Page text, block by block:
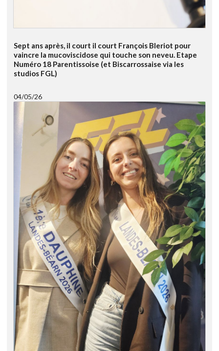
Sept ans après, il court il court François Bleriot pour
vaincre la mucoviscidose qui touche son neveu. Etape
Numéro 18 Parentissoise (et Biscarrossaise via les
studios FGL)
04/05/26